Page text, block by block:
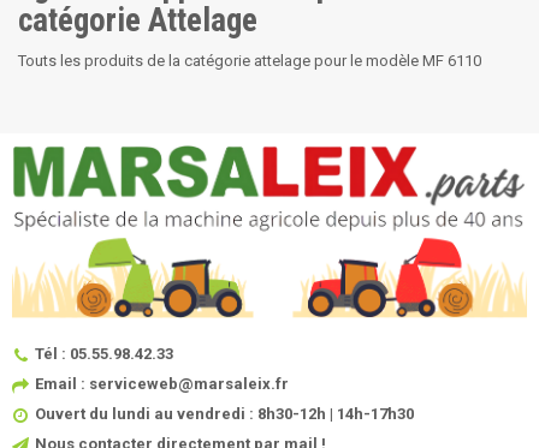
catégorie Attelage
Touts les produits de la catégorie attelage pour le modèle MF 6110
Tél : 05.55.98.42.33
Email : serviceweb@marsaleix.fr
Ouvert du lundi au vendredi : 8h30-12h | 14h-17h30
Nous contacter directement par mail !